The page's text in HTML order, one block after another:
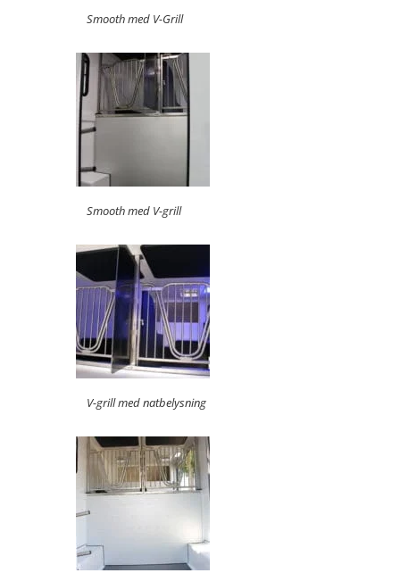
Smooth med V-Grill
Smooth med V-grill
V-grill med natbelysning